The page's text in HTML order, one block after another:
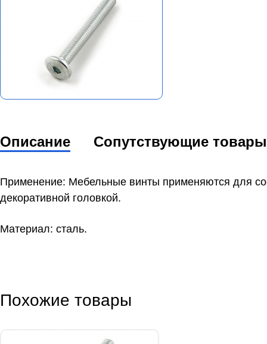
Описание Сопутствующие товары
Применение: Мебельные винты применяются для
декоративной головкой.
Материал: сталь.
Похожие товары